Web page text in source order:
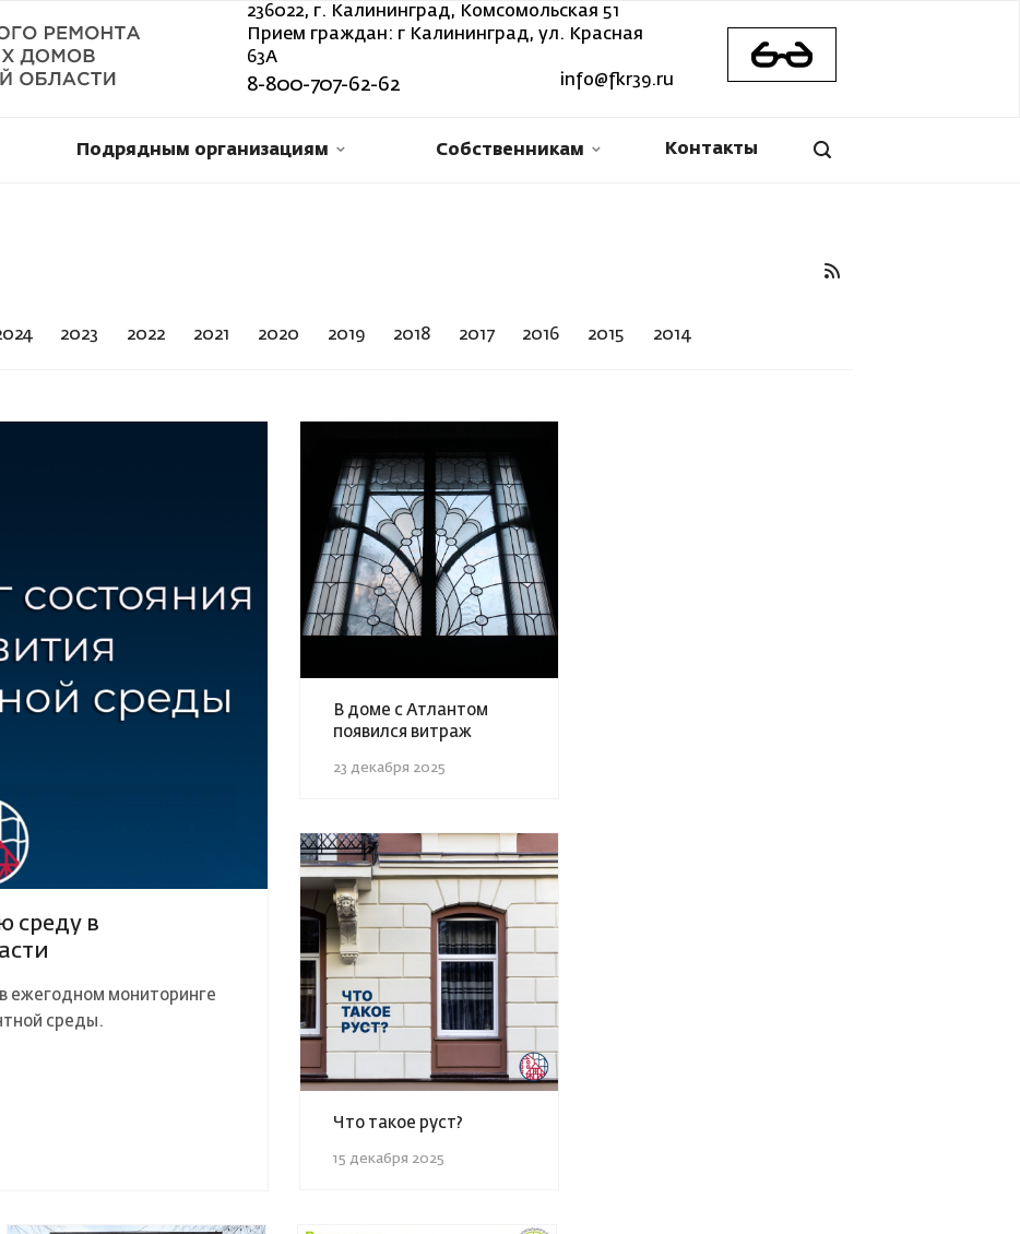
236022, г. Калининград, Комсомольская 51
Прием граждан: г Калининград, ул. Красная
63А
8-800-707-62-62 info@fkr39.ru
Подрядным организациям Собственникам Контакты
2023 2022 2021 2020 2019 2018 2017 2016 2015 2014
среду в
ежегодном мониторинге
среды.
В доме с Атлантом
появился витраж
23 декабря 2025
Что такое руст?
15 декабря 2025